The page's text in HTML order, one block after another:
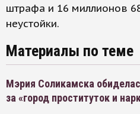
штрафа и 16 миллионов
неустойки.
Материалы по теме
Мэрия Соликамска
за «город проституток и